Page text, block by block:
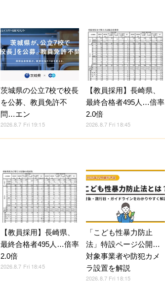
茨城県の公立7校で校長
を公募、教員免許不
問…エン
2026.8.7 Fri 19:15
【教員採用】長崎県、
最終合格者495人…倍率
2.0倍
2026.8.7 Fri 18:45
【教員採用】長崎県、
最終合格者495人…倍率
2.0倍
2026.8.7 Fri 18:45
「こども性暴力防止
法」特設ページ公開…
対象事業者や防犯カメ
ラ設置を解説
2026.8.7 Fri 18:15